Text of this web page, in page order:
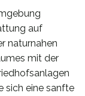
auf
naturnahen
mit der
sich eine sanfte